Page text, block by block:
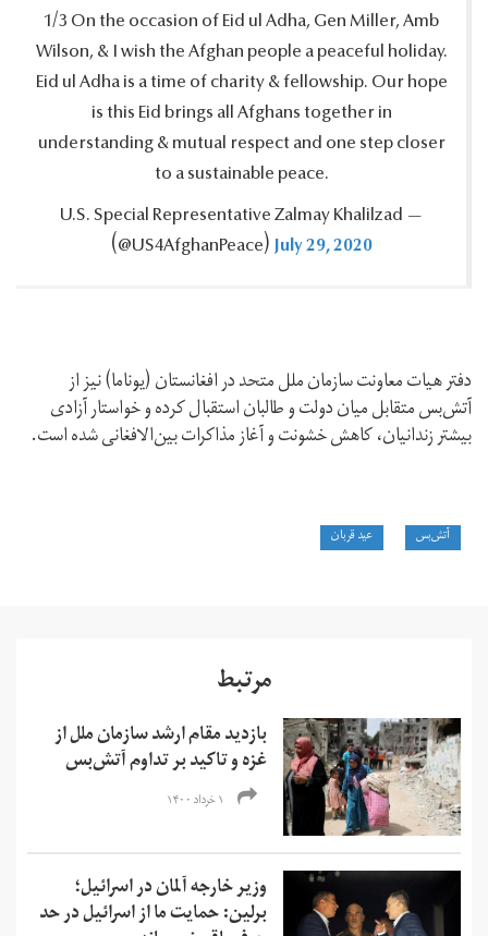
1/3 On the occasion of Eid ul Adha, Gen Miller, Amb
Wilson, & I wish the Afghan people a peaceful holiday.‎
Eid ul Adha is a time of charity & fellowship.‎ Our hope
is this Eid brings all Afghans together in
understanding & mutual respect and one step closer
to a sustainable peace.‎
— U.S.‎ Special Representative Zalmay Khalilzad
‪(@US4AfghanPeace)‬July 29, 2020
دفتر هیات معاونت سازمان ملل متحد در افغانستان (یوناما) نیز از
آتش‌بس متقابل میان دولت و طالبان استقبال کرده و خواستار آزادی
بیشتر زندانیان، کاهش خشونت و آغاز مذاکرات بین‌الافغانی شده است.
آتش‌بس عید قربان
مرتبط
بازدید مقام ارشد سازمان ملل از
غزه و تاکید بر تداوم آتش‌بس
۱ خرداد ۱۴۰۰
وزیر خارجه آلمان در اسرائیل؛
برلین: حمایت ما از اسرائیل در حد